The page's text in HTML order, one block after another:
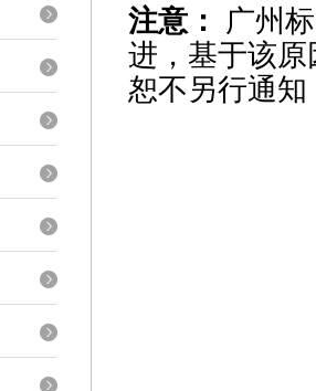
注意：
广州
进，基于该
恕不另行通